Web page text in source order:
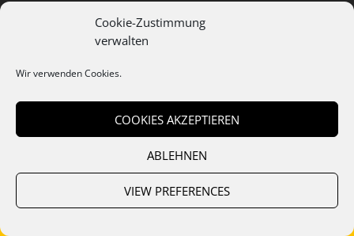
Cookie-Zustimmung
verwalten
Wir verwenden Cookies.
COOKIES AKZEPTIEREN
ABLEHNEN
VIEW PREFERENCES
Digitalisierung
Mediadaten Cookies Datenschutz